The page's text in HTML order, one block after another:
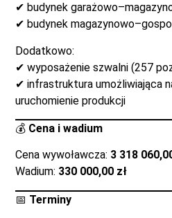
✔ budynek
✔ budynek
Dodatkowo:
✔ wyposażenie szwalni (257
✔ infrastruktura umożliwiająca
uruchomienie produkcji
💰 Cena i wadium
Cena wywoławcza: 3 318
Wadium: 330 000,00 zł
📅 Terminy